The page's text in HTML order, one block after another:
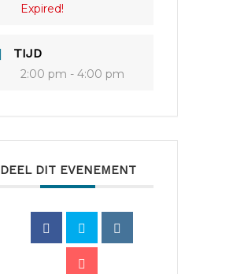
Expired!
TIJD
2:00 pm - 4:00 pm
DEEL DIT EVENEMENT